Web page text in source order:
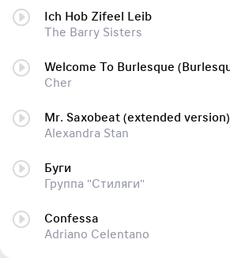
Ich Hob Zifeel Leib
The Barry Sisters
Cher
Mr. Saxobeat (extended version)
Alexandra Stan
Буги
Группа "Стиляги"
Confessa
Adriano Celentano